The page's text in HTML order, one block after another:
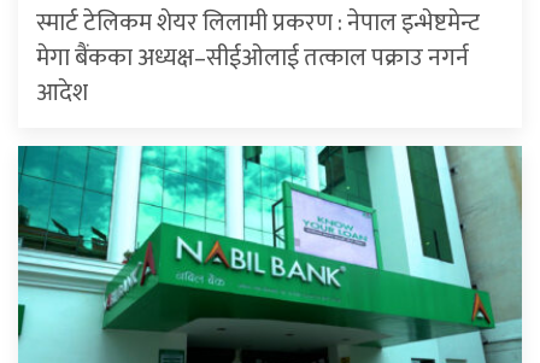
स्मार्ट टेलिकम शेयर लिलामी प्रकरण : नेपाल इन्भेष्टमेन्ट
मेगा बैंकका अध्यक्ष–सीईओलाई तत्काल पक्राउ नगर्न
आदेश